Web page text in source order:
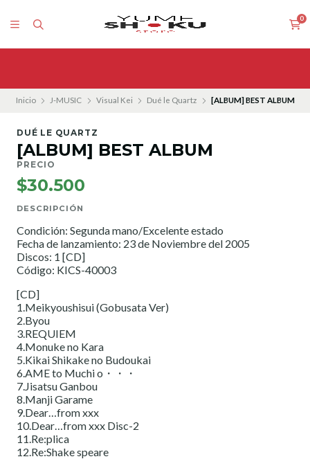
0
Inicio J-MUSIC Visual Kei Dué le Quartz [ALBUM] BEST ALBUM
DUÉ LE QUARTZ
[ALBUM] BEST ALBUM
PRECIO
$30.500
DESCRIPCIÓN
Condición: Segunda mano/Excelente estado
Fecha de lanzamiento: 23 de Noviembre del 2005
Discos: 1 [CD]
Código: KICS-40003
[CD]
1.Meikyoushisui (Gobusata Ver)
2.Byou
3.REQUIEM
4.Monuke no Kara
5.Kikai Shikake no Budoukai
6.AME to Muchi o・・・
7.Jisatsu Ganbou
8.Manji Garame
9.Dear…from xxx
10.Dear…from xxx Disc-2
11.Re:plica
12.Re:Shake speare